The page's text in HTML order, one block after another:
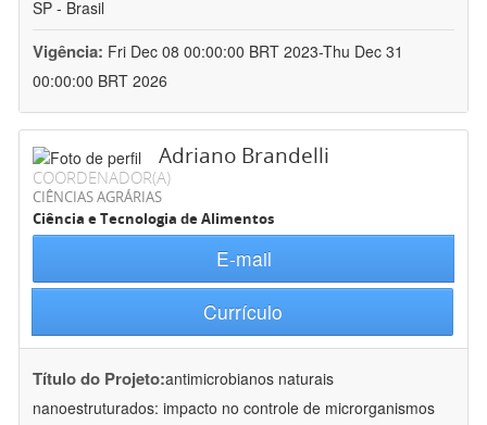
SP - Brasil
Vigência: Fri Dec 08 00:00:00 BRT 2023-Thu Dec 31
00:00:00 BRT 2026
Adriano Brandelli
COORDENADOR(A)
CIÊNCIAS AGRÁRIAS
Ciência e Tecnologia de Alimentos
E-mail
Currículo
Título do Projeto:antimicrobianos naturais
nanoestruturados: impacto no controle de microrganismos